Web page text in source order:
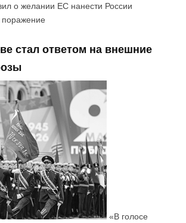
о желании ЕС нанести России
поражение
стал ответом на внешние
«В голосе